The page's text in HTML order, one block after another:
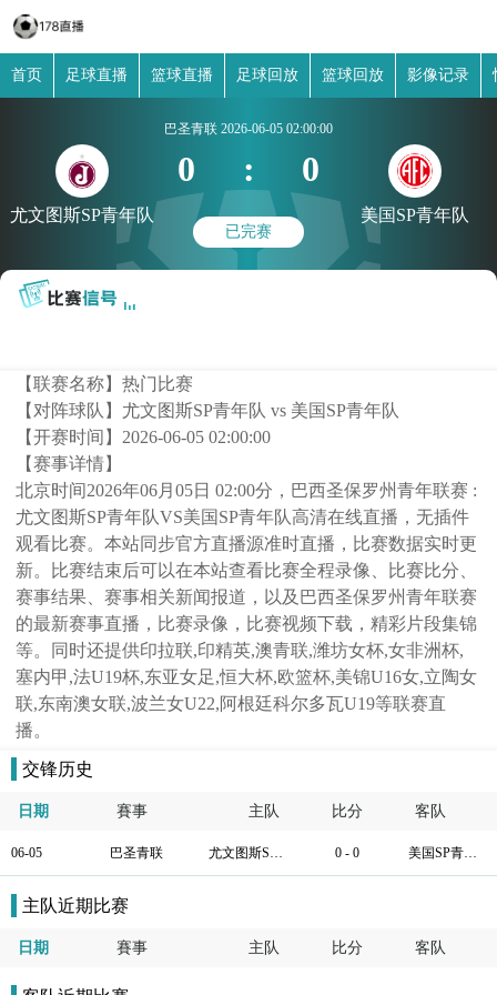
首页 足球直播 篮球直播 足球回放 篮球回放 影像记录
尤文图斯SP青年队
巴圣青联 2026-06-05 02:00:00
0 : 0
已完赛
美国SP青年队
【联赛名称】热门比赛
【对阵球队】 尤文图斯SP青年队 vs 美国SP青年队
【开赛时间】 2026-06-05 02:00:00
【赛事详情】
北京时间2026年06月05日 02:00分，巴西圣保罗州青年联赛 :
尤文图斯SP青年队VS美国SP青年队高清在线直播，无插件
观看比赛。本站同步官方直播源准时直播，比赛数据实时更
新。比赛结束后可以在本站查看比赛全程录像、比赛比分、
赛事结果、赛事相关新闻报道，以及巴西圣保罗州青年联赛
的最新赛事直播，比赛录像，比赛视频下载，精彩片段集锦
等。同时还提供印拉联,印精英,澳青联,潍坊女杯,女非洲杯,
塞内甲,法U19杯,东亚女足,恒大杯,欧篮杯,美锦U16女,立陶女
联,东南澳女联,波兰女U22,阿根廷科尔多瓦U19等联赛直
播。
交锋历史
日期 賽事 主队 比分 客队
06-05 巴圣青联 尤文图斯SP青年队 0 - 0 美国SP青年队
主队近期比赛
日期 賽事 主队 比分 客队